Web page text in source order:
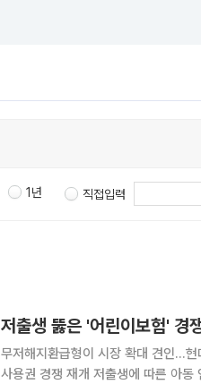
1년 직접입력
저출생 뚫은 '어린이보험' 경
무저해지환급형이 시장 확대 견인…
사용권 경쟁 재개 저출생에 따른 아동 인구 감소에도 불구하고 국내 손해보험사들의 어린이보험 보